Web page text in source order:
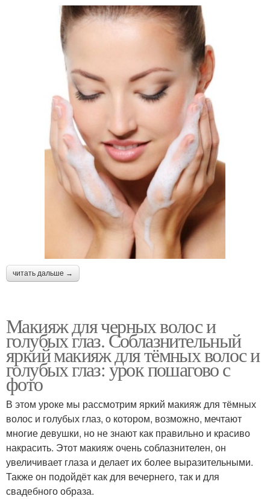
читать дальше →
Макияж для черных волос и
голубых глаз. Соблазнительный
яркий макияж для тёмных волос и
голубых глаз: урок пошагово с
фото
В этом уроке мы рассмотрим яркий макияж для тёмных
волос и голубых глаз, о котором, возможно, мечтают
многие девушки, но не знают как правильно и красиво
накрасить. Этот макияж очень соблазнителен, он
увеличивает глаза и делает их более выразительными.
Также он подойдёт как для вечернего, так и для
свадебного образа.